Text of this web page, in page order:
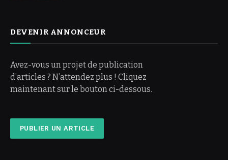
DEVENIR ANNONCEUR
Avez-vous un projet de publication
d’articles ? N’attendez plus ! Cliquez
maintenant sur le bouton ci-dessous.
PUBLIER UN ARTICLE